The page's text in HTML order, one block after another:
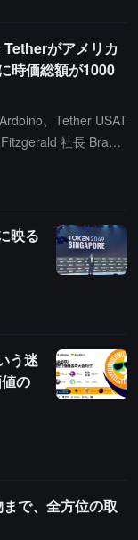
理事 Tomasz Stancz
1 億に達する可能
らかにしました。今
であることを強調
ズされた L2 の開発
は、イーサ
るか、そしてどのよ
は EigenLayer が ET
パイプラインを導
本当に関心のあるこ
は、インフラ
ンが必要であり、全
と明言しました。
がアメリカ
時価総額が1000
、Tether USAT
社長 Brand
ラウンドテーブル会
と中央集権的軌道を
ームレスな体験を提
持ち、USA₮ の時価
AI経済が重要な推
ました。彼は現行の
支えることができ
を行っていることを
後数年で世界のス
拠した初のアメリカ
術とシームレスに統
映る
ール街
う迷
の
で、全方位の取